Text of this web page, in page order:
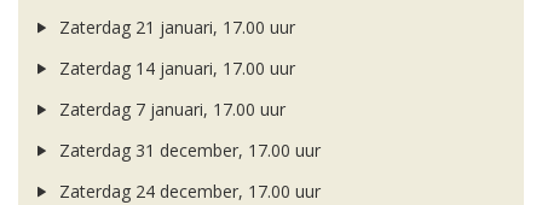
Zaterdag 21 januari, 17.00 uur
Zaterdag 14 januari, 17.00 uur
Zaterdag 7 januari, 17.00 uur
Zaterdag 31 december, 17.00 uur
Zaterdag 24 december, 17.00 uur